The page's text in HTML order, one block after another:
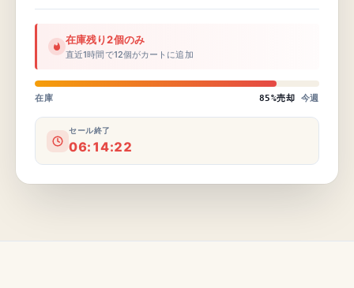
在庫残り2個のみ
直近1時間で12個がカートに追加
在庫 85%売却 今週
セール終了
06:14:22